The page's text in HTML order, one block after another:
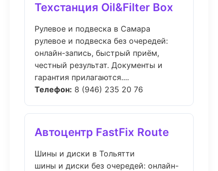
Техстанция Oil&Filter Box
Рулевое и подвеска в Самара
рулевое и подвеска без очередей:
онлайн-запись, быстрый приём,
честный результат. Документы и
гарантия прилагаются....
Телефон: 8 (946) 235 20 76
Автоцентр FastFix Route
Шины и диски в Тольятти
шины и диски без очередей: онлайн-